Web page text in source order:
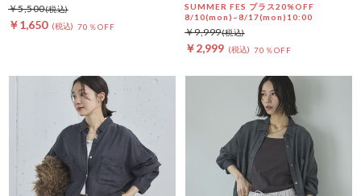
￥1,650 70％OFF
￥5,500
SUMMER FES プラス20%OFF
8/10(mon)~8/17(mon)10:00
￥2,999 70％OFF
￥9,999